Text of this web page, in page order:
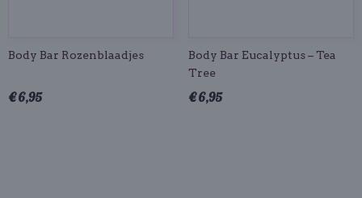
Body Bar Rozenblaadjes
€ 6,95
Body Bar Eucalyptus – Tea
Tree
€ 6,95